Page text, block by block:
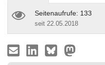
Seitenaufrufe: 133
seit 22.05.2018